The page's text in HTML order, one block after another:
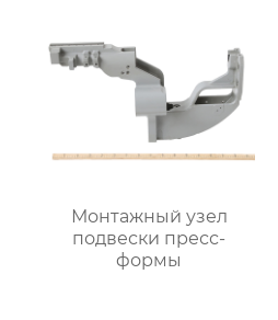
Монтажный узел
подвески пресс-
формы